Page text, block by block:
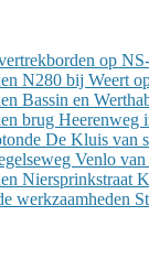
op
N280 bij Weert
Bassin en
brug Heerenweg
De Kluis van
Venlo van
Niersprinkstraat
werkzaamheden